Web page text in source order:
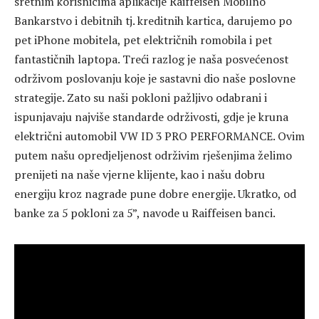
Bankarstvo i debitnih tj. kreditnih kartica, darujemo po
pet iPhone mobitela, pet električnih romobila i pet
fantastičnih laptopa. Treći razlog je naša posvećenost
održivom poslovanju koje je sastavni dio naše poslovne
strategije. Zato su naši pokloni pažljivo odabrani i
ispunjavaju najviše standarde održivosti, gdje je kruna
električni automobil VW ID 3 PRO PERFORMANCE. Ovim
putem našu opredjeljenost održivim rješenjima želimo
prenijeti na naše vjerne klijente, kao i našu dobru
energiju kroz nagrade pune dobre energije. Ukratko, od
banke za 5 pokloni za 5”, navode u Raiffeisen banci.